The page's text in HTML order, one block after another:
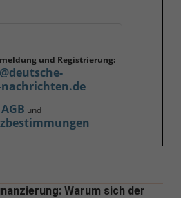
und Registrierung:
AGB und
Warum sich der